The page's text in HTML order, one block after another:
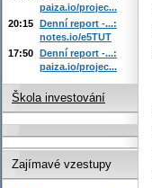
paiza.io/projec...
20:15 Denní report -...:
notes.io/e5TUT
17:50 Denní report -...:
paiza.io/projec...
Škola investování
Zajímavé vzestupy